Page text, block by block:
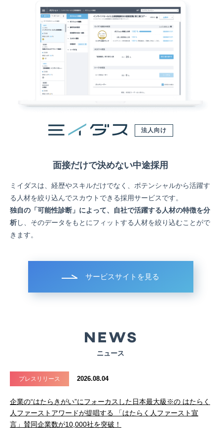
法人向け
面接だけで決めない中途採用
ミイダスは、経歴やスキルだけでなく、ポテンシャルから活躍す
る人材を絞り込んでスカウトできる採用サービスです。
独自の「可能性診断」によって、自社で活躍する人材の特徴を分
析し、そのデータをもとにフィットする人材を絞り込むことがで
きます。
サービスサイトを見る
ニュース
プレスリリース 2026.08.04
企業の“はたらきがい”にフォーカスした日本最大級※の はたらく
人ファーストアワードが提唱する 「はたらく人ファースト宣
言」賛同企業数が10,000社を突破！